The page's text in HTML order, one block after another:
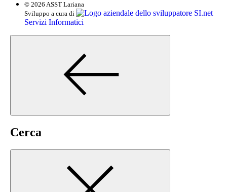
© 2026 ASST Lariana
Sviluppo a cura di
SI.net
Servizi Informatici
Cerca